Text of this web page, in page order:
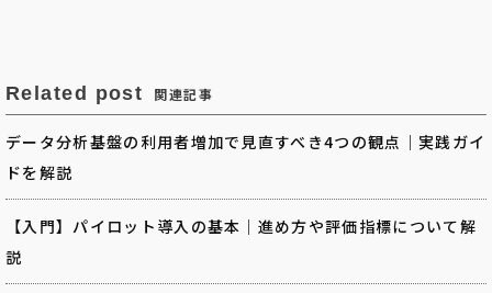
Related post 関連記事
データ分析基盤の利用者増加で見直すべき4つの観点｜実践ガイ
ドを解説
【入門】パイロット導入の基本｜進め方や評価指標について解
説